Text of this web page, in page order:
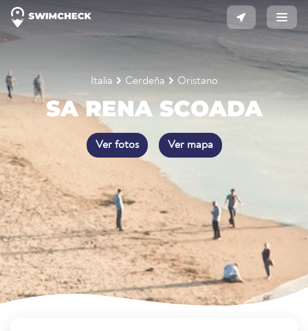
Italia Cerdeña Oristano
SA RENA SCOADA
Ver fotos Ver mapa